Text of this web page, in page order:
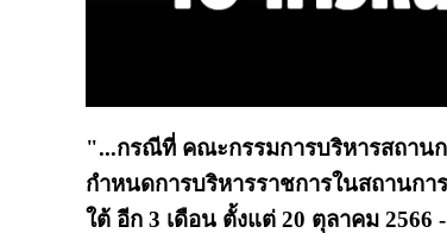
"...กรณีที่ คณะกรรมการบริหารสถาน
กำหนดการบริหารราชการในสถานก
ใต้ อีก 3 เดือน ตั้งแต่ 20 ตุลาคม